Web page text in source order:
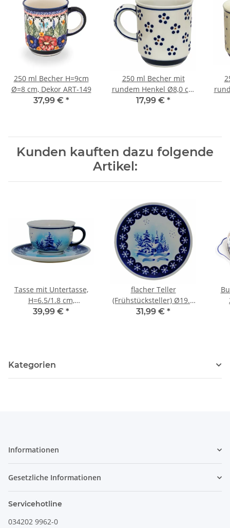
250 ml Becher H=9cm
Ø=8 cm, Dekor ART-149
37,99 € *
250 ml Becher mit
rundem Henkel Ø8,0 cm
Dekor 1
17,99 € *
Kunden kauften dazu folgende
Artikel:
Tasse mit Untertasse,
H=6.5/1.8 cm,
Ø11.80/16.00 cm, 0.2
39,99 € *
flacher Teller
(Frühstücksteller) Ø19.5
cm, H=2.4 cm, Dekor
31,99 € *
Kategorien
Informationen
Gesetzliche Informationen
Servicehotline
034202 9962-0